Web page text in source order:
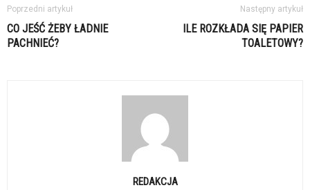
Poprzedni artykuł
CO JEŚĆ ŻEBY ŁADNIE
PACHNIEĆ?
Następny artykuł
ILE ROZKŁADA SIĘ PAPIER
TOALETOWY?
REDAKCJA